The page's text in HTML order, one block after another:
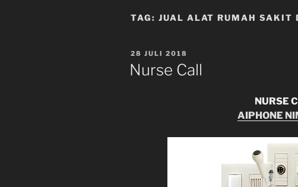
TAG: JUAL ALAT RUMAH SAKIT
POSTED
ON
28 JULI 2018
Nurse Call
NURSE
AIPHONE